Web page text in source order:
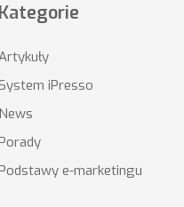
Kategorie
System iPresso
News
e-marketingu